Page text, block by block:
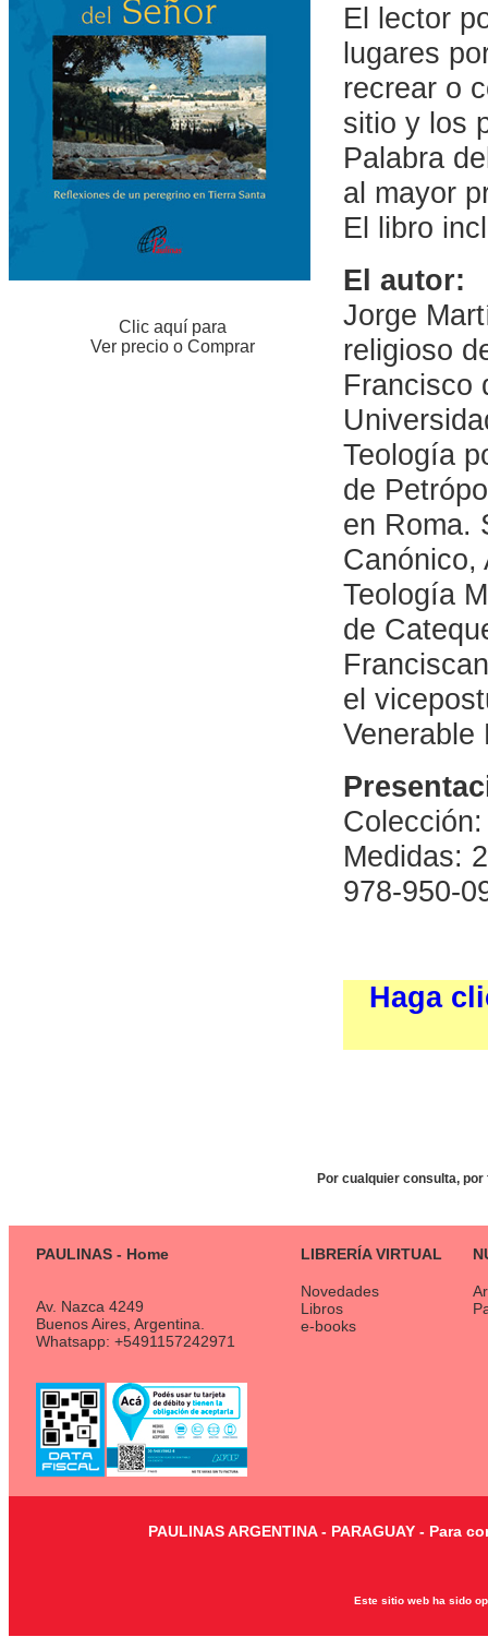
Clic aquí para
Ver precio o Comprar
El lector
lugares
recrear o
sitio y los
Palabra
al mayor
El libro
El autor:
Jorge
religioso
Francisco
Teología
de
en Roma.
Canónico,
Teología
de
el
Venerable
Medidas:
978-950-
Haga
Por cualquier consulta,
PAULINAS - Home LIBRERÍA VIRTUAL
Av. Nazca 4249
Buenos Aires, Argentina.
Whatsapp: +5491157242971
Novedades
Libros
e-books
PAULINAS ARGENTINA - PARAGUAY -
Este sitio web ha sido